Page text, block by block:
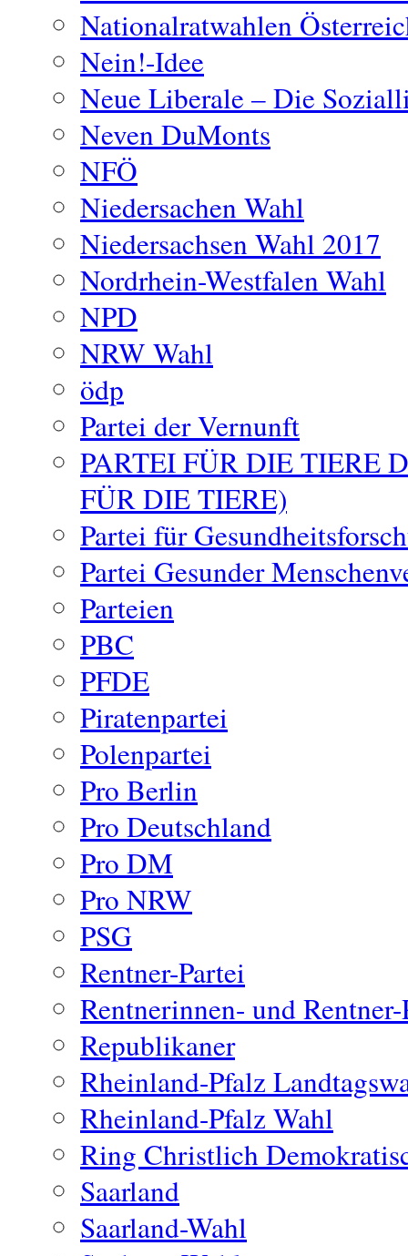
Nationalratwahlen
Nein!-Idee
Neue Liberale – Die
Neven DuMonts
NFÖ
Niedersachen Wahl
Niedersachsen Wahl 2017
Nordrhein-Westfalen Wahl
NPD
NRW Wahl
ödp
Partei der Vernunft
PARTEI FÜR DIE TIERE
FÜR DIE TIERE)
Partei für
Partei Gesunder
Parteien
PBC
PFDE
Piratenpartei
Polenpartei
Pro Berlin
Pro Deutschland
Pro DM
Pro NRW
PSG
Rentner-Partei
Rentnerinnen- und
Republikaner
Rheinland-Pfalz
Rheinland-Pfalz Wahl
Ring Christlich
Saarland
Saarland-Wahl